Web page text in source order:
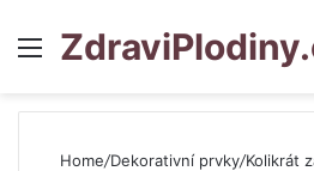
Menu
Home/Dekorativní prvky/Kolikrát